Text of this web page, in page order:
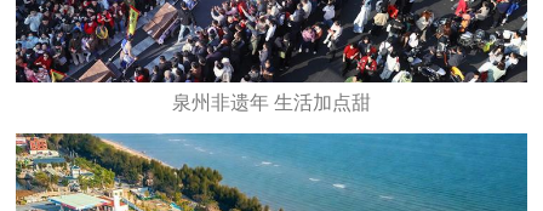
泉州非遗年 生活加点甜